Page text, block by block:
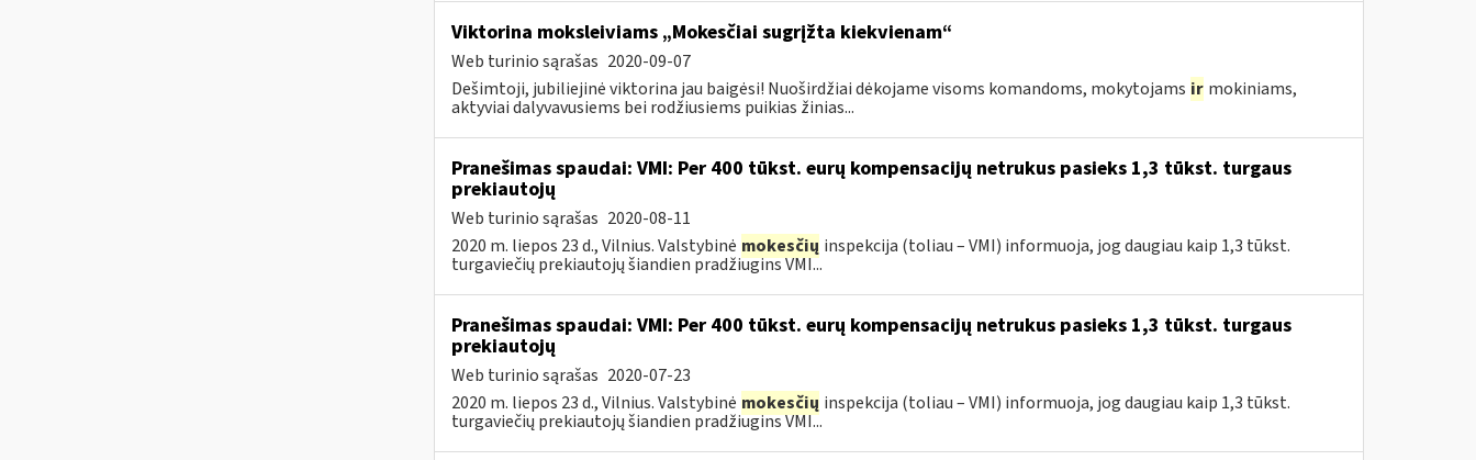
Viktorina moksleiviams „Mokesčiai sugrįžta kiekvienam“
Web turinio sąrašas 2020-09-07
Dešimtoji, jubiliejinė viktorina jau baigėsi! Nuoširdžiai dėkojame visoms komandoms, mokytojams ir mokiniams,
aktyviai dalyvavusiems bei rodžiusiems puikias žinias...
Pranešimas spaudai: VMI: Per 400 tūkst. eurų kompensacijų netrukus pasieks 1,3 tūkst. turgaus
prekiautojų
Web turinio sąrašas 2020-08-11
2020 m. liepos 23 d., Vilnius. Valstybinė mokesčių inspekcija (toliau – VMI) informuoja, jog daugiau kaip 1,3 tūkst.
turgaviečių prekiautojų šiandien pradžiugins VMI...
Pranešimas spaudai: VMI: Per 400 tūkst. eurų kompensacijų netrukus pasieks 1,3 tūkst. turgaus
prekiautojų
Web turinio sąrašas 2020-07-23
2020 m. liepos 23 d., Vilnius. Valstybinė mokesčių inspekcija (toliau – VMI) informuoja, jog daugiau kaip 1,3 tūkst.
turgaviečių prekiautojų šiandien pradžiugins VMI...